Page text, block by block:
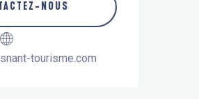
NOUS
tourisme.com